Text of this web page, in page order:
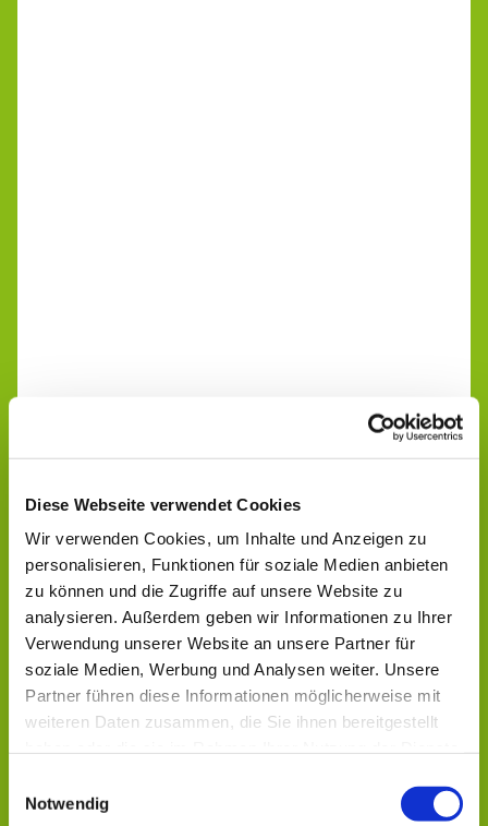
Diese Webseite verwendet Cookies
Wir verwenden Cookies, um Inhalte und Anzeigen zu
personalisieren, Funktionen für soziale Medien anbieten
zu können und die Zugriffe auf unsere Website zu
analysieren. Außerdem geben wir Informationen zu Ihrer
Verwendung unserer Website an unsere Partner für
soziale Medien, Werbung und Analysen weiter. Unsere
Partner führen diese Informationen möglicherweise mit
weiteren Daten zusammen, die Sie ihnen bereitgestellt
Notwendig